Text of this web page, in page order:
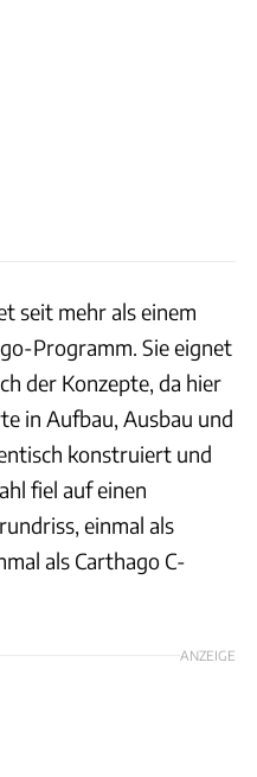
seit mehr als einem
Programm. Sie eignet
der Konzepte, da hier
in Aufbau, Ausbau und
konstruiert und
fiel auf einen
einmal als
als Carthago C-
ANZEIGE